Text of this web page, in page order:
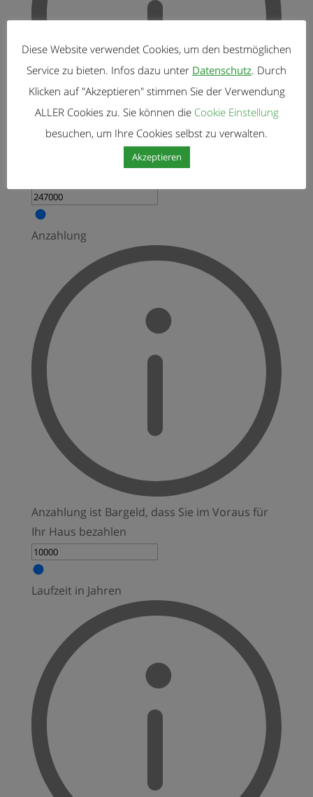
Bitte geben Sie hier den Betrag ein, den Sie für
Anzahlung
Anzahlung ist Bargeld, dass Sie im Voraus für
Ihr Haus bezahlen
Laufzeit in Jahren
Diese Website verwendet Cookies, um den bestmöglichen
Service zu bieten. Infos dazu unter Datenschutz. Durch
Klicken auf "Akzeptieren" stimmen Sie der Verwendung
ALLER Cookies zu. Sie können die Cookie Einstellung
besuchen, um Ihre Cookies selbst zu verwalten.
Akzeptieren